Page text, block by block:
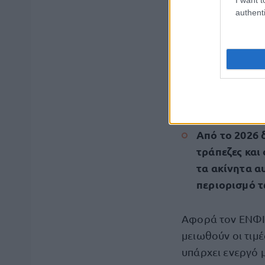
από πολίτες σε
Με μηδενικές
Από το 2026
τράπεζες
τα ακίνητα
περιορισμό
Αφορά τον
μειωθούν οι
υπάρχει ενεργό